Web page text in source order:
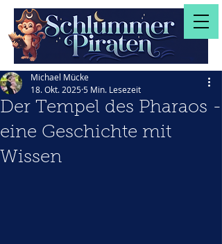
Der Tempel des Pharaos -
eine Geschichte mit
Wissen
Michael Mücke
18. Okt. 20255 Min. Lesezeit